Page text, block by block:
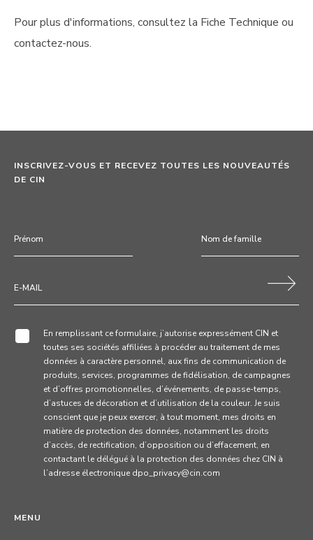
Pour plus d'informations, consultez la Fiche Technique ou
contactez-nous.
MENU
INSCRIVEZ-VOUS ET RECEVEZ TOUTES LES NOUVEAUTÉS
DE CIN
En remplissant ce formulaire, j’autorise expressément CIN et
toutes ses sociétés affiliées à procéder au traitement de mes
données à caractère personnel, aux fins de communication de
produits, services, programmes de fidélisation, de campagnes
et d’offres promotionnelles, d’événements, de passe-temps,
d’astuces de décoration et d’utilisation de la couleur. Je suis
conscient que je peux exercer, à tout moment, mes droits en
matière de protection des données, notamment les droits
d’accès, de rectification, d’opposition ou d’effacement, en
contactant le délégué à la protection des données chez CIN à
l’adresse électronique dpo_privacy@cin.com